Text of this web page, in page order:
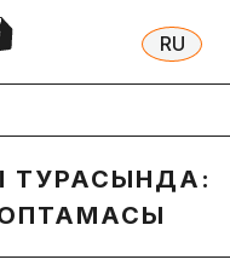
ТУРАСЫНДА: